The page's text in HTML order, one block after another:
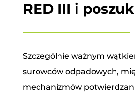
RED III i
Szczególnie ważnym
surowców odpadowych,
mechanizmów